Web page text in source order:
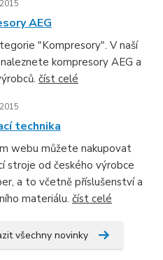
AEG
"Kompresory". V naší
kompresory AEG a
číst celé
technika
webu můžete nakupovat
stroje od českého výrobce
a to včetně příslušenství a
materiálu. číst celé
všechny novinky